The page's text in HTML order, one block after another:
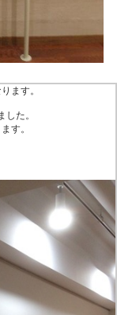
ます。
た。
す。